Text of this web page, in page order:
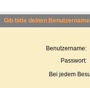
Gib bitte deinen
Benutzername:
Passwort:
Bei jedem